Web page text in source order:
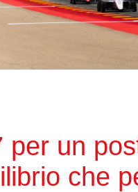
per un
che